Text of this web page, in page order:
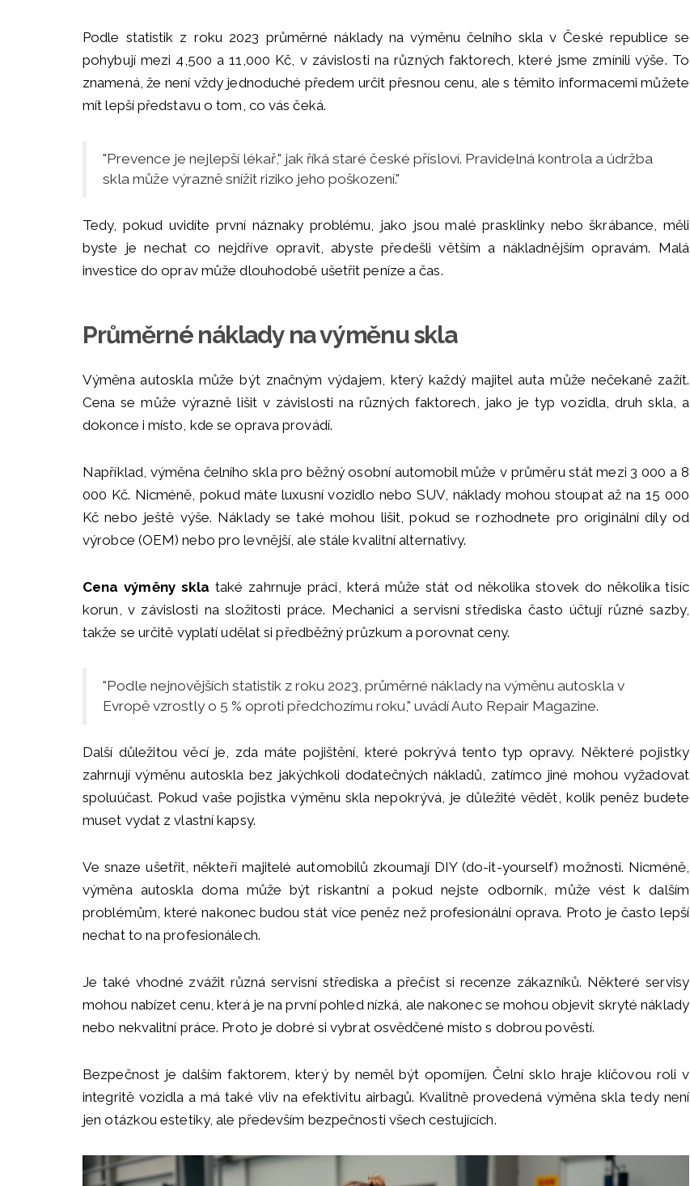
Podle statistik z roku 2023 průměrné náklady na výměnu čelního skla v České republice se
pohybují mezi 4,500 a 11,000 Kč, v závislosti na různých faktorech, které jsme zmínili výše. To
znamená, že není vždy jednoduché předem určit přesnou cenu, ale s těmito informacemi můžete
mít lepší představu o tom, co vás čeká.
"Prevence je nejlepší lékař," jak říká staré české přísloví. Pravidelná kontrola a údržba
skla může výrazně snížit riziko jeho poškození."
Tedy, pokud uvidíte první náznaky problému, jako jsou malé prasklinky nebo škrábance, měli
byste je nechat co nejdříve opravit, abyste předešli větším a nákladnějším opravám. Malá
investice do oprav může dlouhodobě ušetřit peníze a čas.
Průměrné náklady na výměnu skla
Výměna autoskla může být značným výdajem, který každý majitel auta může nečekaně zažít.
Cena se může výrazně lišit v závislosti na různých faktorech, jako je typ vozidla, druh skla, a
dokonce i místo, kde se oprava provádí.
Například, výměna čelního skla pro běžný osobní automobil může v průměru stát mezi 3 000 a 8
000 Kč. Nicméně, pokud máte luxusní vozidlo nebo SUV, náklady mohou stoupat až na 15 000
Kč nebo ještě výše. Náklady se také mohou lišit, pokud se rozhodnete pro originální díly od
výrobce (OEM) nebo pro levnější, ale stále kvalitní alternativy.
Cena výměny skla také zahrnuje práci, která může stát od několika stovek do několika tisíc
korun, v závislosti na složitosti práce. Mechanici a servisní střediska často účtují různé sazby,
takže se určitě vyplatí udělat si předběžný průzkum a porovnat ceny.
"Podle nejnovějších statistik z roku 2023, průměrné náklady na výměnu autoskla v
Evropě vzrostly o 5 % oproti předchozímu roku," uvádí Auto Repair Magazine.
Další důležitou věcí je, zda máte pojištění, které pokrývá tento typ opravy. Některé pojistky
zahrnují výměnu autoskla bez jakýchkoli dodatečných nákladů, zatímco jiné mohou vyžadovat
spoluúčast. Pokud vaše pojistka výměnu skla nepokrývá, je důležité vědět, kolik peněz budete
muset vydat z vlastní kapsy.
Ve snaze ušetřit, někteří majitelé automobilů zkoumají DIY (do-it-yourself) možnosti. Nicméně,
výměna autoskla doma může být riskantní a pokud nejste odborník, může vést k dalším
problémům, které nakonec budou stát více peněz než profesionální oprava. Proto je často lepší
nechat to na profesionálech.
Je také vhodné zvážit různá servisní střediska a přečíst si recenze zákazníků. Některé servisy
mohou nabízet cenu, která je na první pohled nízká, ale nakonec se mohou objevit skryté náklady
nebo nekvalitní práce. Proto je dobré si vybrat osvědčené místo s dobrou pověstí.
Bezpečnost je dalším faktorem, který by neměl být opomíjen. Čelní sklo hraje klíčovou roli v
integritě vozidla a má také vliv na efektivitu airbagů. Kvalitně provedená výměna skla tedy není
jen otázkou estetiky, ale především bezpečnosti všech cestujících.